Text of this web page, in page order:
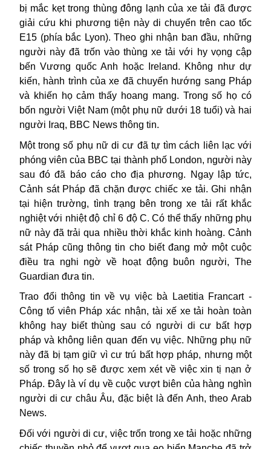
bị mắc kẹt trong thùng đông lạnh của xe tải đã được
giải cứu khi phương tiện này di chuyển trên cao tốc
E15 (phía bắc Lyon).Theo ghi nhận ban đầu, những
người này đã trốn vào thùng xe tải với hy vọng cập
bến Vương quốc Anh hoặc Ireland. Không như dự
kiến, hành trình của xe đã chuyển hướng sang Pháp
và khiến họ cảm thấy hoang mang. Trong số họ có
bốn người Việt Nam (một phụ nữ dưới 18 tuổi) và hai
người Iraq, BBC News thông tin.
Một trong số phụ nữ di cư đã tự tìm cách liên lạc với
phóng viên của BBC tại thành phố London, người này
sau đó đã báo cáo cho địa phương. Ngay lập tức,
Cảnh sát Pháp đã chặn được chiếc xe tải. Ghi nhận
tại hiện trường, tình trạng bên trong xe tải rất khắc
nghiệt với nhiệt độ chỉ 6 độ C. Có thể thấy những phụ
nữ này đã trải qua nhiều thời khắc kinh hoàng. Cảnh
sát Pháp cũng thông tin cho biết đang mở một cuộc
điều tra nghi ngờ về hoạt động buôn người, The
Guardian đưa tin.
Trao đổi thông tin về vụ việc bà Laetitia Francart -
Công tố viên Pháp xác nhận, tài xế xe tải hoàn toàn
không hay biết thùng sau có người di cư bất hợp
pháp và không liên quan đến vụ việc. Những phụ nữ
này đã bị tạm giữ vì cư trú bất hợp pháp, nhưng một
số trong số họ sẽ được xem xét về việc xin tị nạn ở
Pháp. Đây là ví dụ về cuộc vượt biên của hàng nghìn
người di cư châu Âu, đặc biệt là đến Anh, theo Arab
News.
Đối với người di cư, việc trốn trong xe tải hoặc những